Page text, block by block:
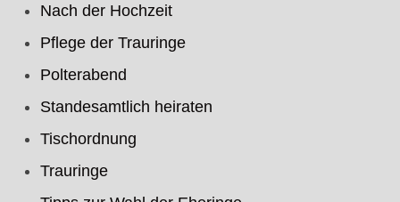
Nach der Hochzeit
Pflege der Trauringe
Polterabend
Standesamtlich heiraten
Tischordnung
Trauringe